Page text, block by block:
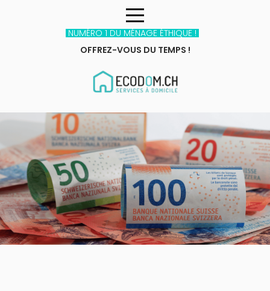
NUMÉRO 1 DU MÉNAGE ÉTHIQUE !
OFFREZ-VOUS DU TEMPS !